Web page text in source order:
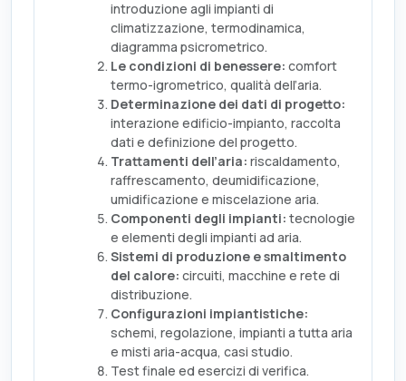
introduzione agli impianti di
climatizzazione, termodinamica,
diagramma psicrometrico.
Le condizioni di benessere: comfort
termo-igrometrico, qualità dell’aria.
Determinazione dei dati di progetto:
interazione edificio-impianto, raccolta
dati e definizione del progetto.
Trattamenti dell’aria: riscaldamento,
raffrescamento, deumidificazione,
umidificazione e miscelazione aria.
Componenti degli impianti: tecnologie
e elementi degli impianti ad aria.
Sistemi di produzione e smaltimento
del calore: circuiti, macchine e rete di
distribuzione.
Configurazioni impiantistiche:
schemi, regolazione, impianti a tutta aria
e misti aria-acqua, casi studio.
Test finale ed esercizi di verifica.